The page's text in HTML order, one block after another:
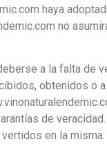
haya
no
a la falta de
obtenidos o
de
en la